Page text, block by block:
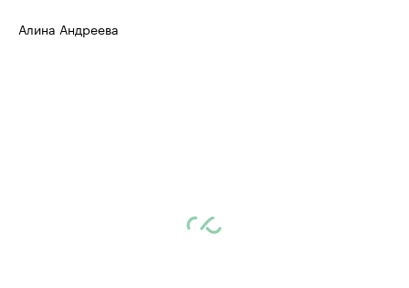
Алина Андреева